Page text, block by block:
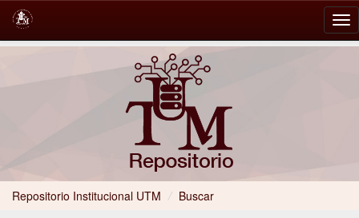
Repositorio Institucional UTM / Buscar